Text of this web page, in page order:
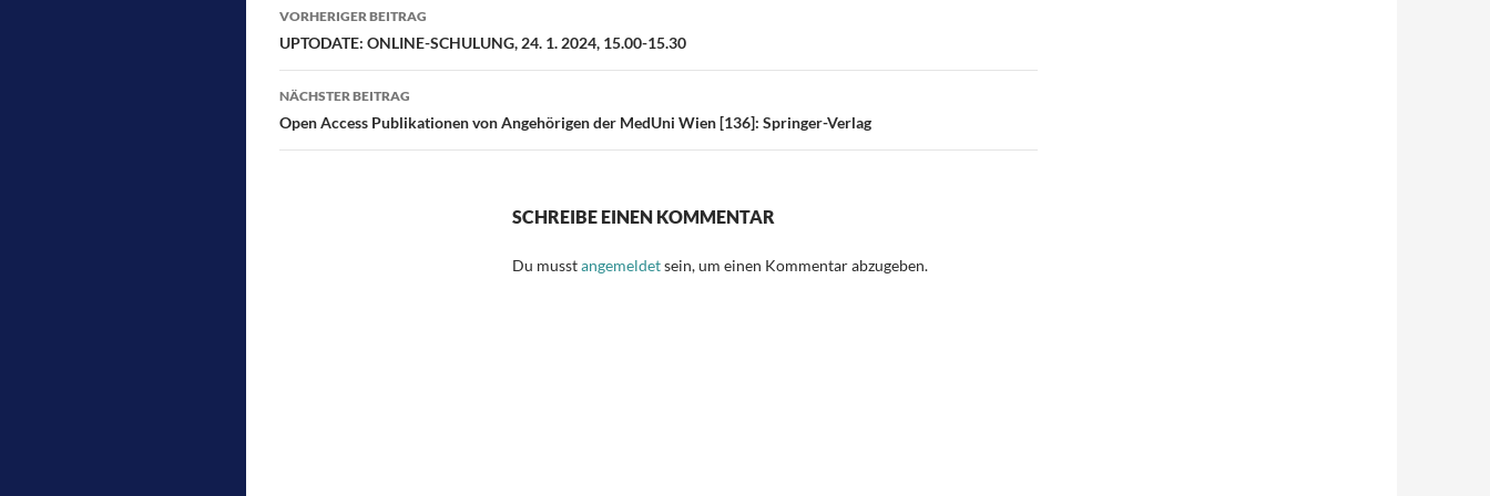
Beitragsnavigation
VORHERIGER BEITRAG
UPTODATE: ONLINE-SCHULUNG, 24. 1. 2024, 15.00-15.30
NÄCHSTER BEITRAG
Open Access Publikationen von Angehörigen der MedUni Wien [136]: Springer-Verlag
SCHREIBE EINEN KOMMENTAR
Du musstangemeldetsein, um einen Kommentar abzugeben.